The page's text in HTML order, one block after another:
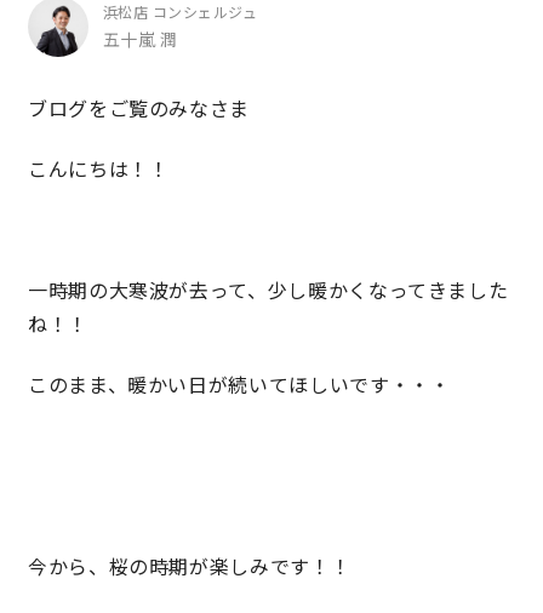
nattokuグループコーポレートサイト
浜松店 コンシェルジュ
五十嵐 潤
ブログをご覧のみなさま
こんにちは！！
一時期の大寒波が去って、少し暖かくなってきました
ね！！
このまま、暖かい日が続いてほしいです・・・
今から、桜の時期が楽しみです！！